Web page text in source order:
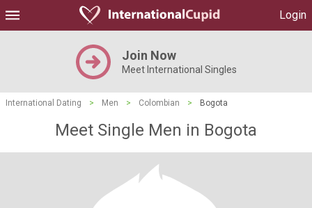
Login
Join Now
Meet International Singles
International Dating > Men > Colombian > Bogota
Meet Single Men in Bogota